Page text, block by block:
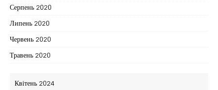
Серпень 2020
Липень 2020
Червень 2020
Травень 2020
Квітень 2024